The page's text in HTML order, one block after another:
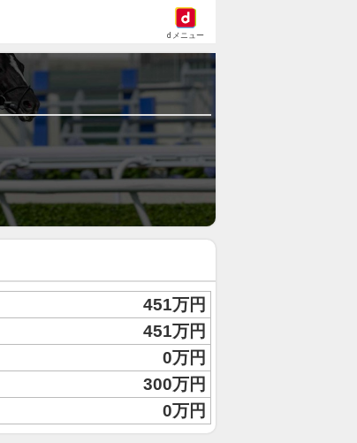
dメニュー
451万円
451万円
0万円
300万円
0万円